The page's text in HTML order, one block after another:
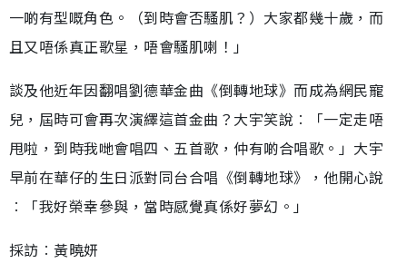
一啲有型嘅角色。（到時會否騷肌？）大家都幾十歲，而
且又唔係真正歌星，唔會騷肌喇！」
談及他近年因翻唱劉德華金曲《倒轉地球》而成為網民寵
兒，屆時可會再次演繹這首金曲？大宇笑說︰「一定走唔
甩啦，到時我哋會唱四、五首歌，仲有啲合唱歌。」大宇
早前在華仔的生日派對同台合唱《倒轉地球》，他開心說
︰「我好榮幸參與，當時感覺真係好夢幻。」
採訪︰黃曉妍